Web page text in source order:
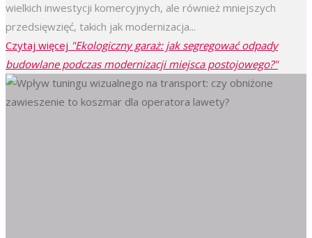
wielkich inwestycji komercyjnych, ale również mniejszych
przedsięwzięć, takich jak modernizacja...
Czytaj więcej "Ekologiczny garaż: jak segregować odpady
budowlane podczas modernizacji miejsca postojowego?"